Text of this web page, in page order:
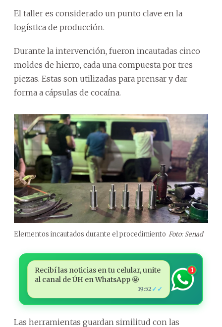
El taller es considerado un punto clave en la
logística de producción.
Durante la intervención, fueron incautadas cinco
moldes de hierro, cada una compuesta por tres
piezas. Estas son utilizadas para prensar y dar
forma a cápsulas de cocaína.
Elementos incautados durante el procedimiento Foto: Senad
Recibí las noticias en tu celular, unite
al canal de ÚH en WhatsApp 🤩
19:52 ✓✓
1
Las herramientas guardan similitud con las